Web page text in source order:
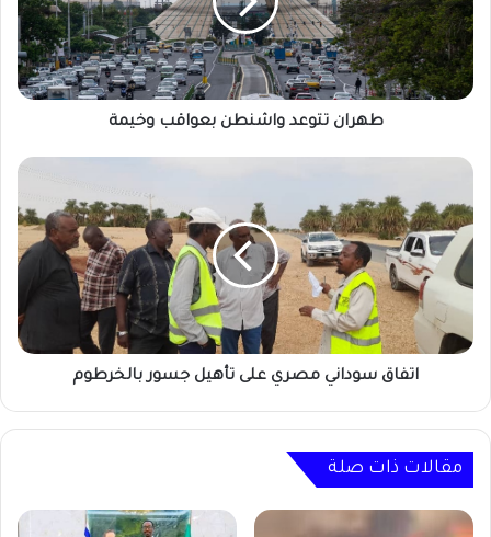
وخيمة
طهران تتوعد واشنطن بعواقب وخيمة
اتفاق
مصري
على
تأهيل
جسور
بالخرطوم
اتفاق سوداني مصري على تأهيل جسور بالخرطوم
مقالات ذات صلة